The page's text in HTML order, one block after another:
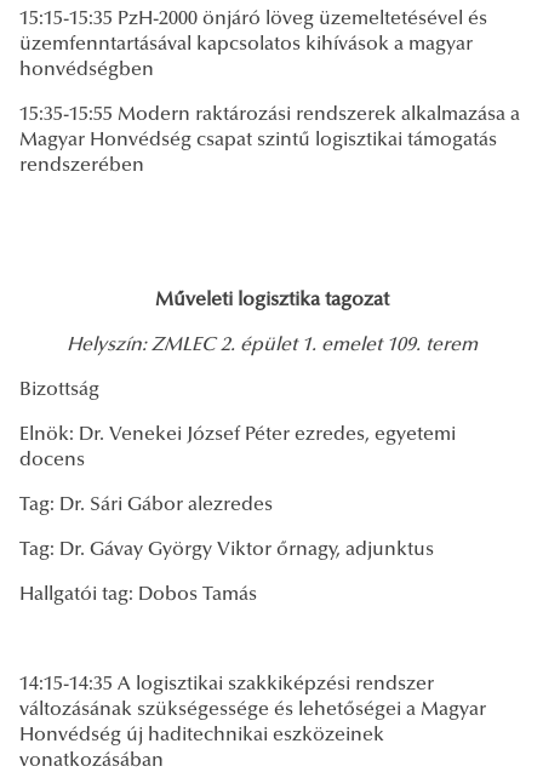
15:15-15:35 PzH-2000 önjáró löveg üzemeltetésével és
üzemfenntartásával kapcsolatos kihívások a magyar
honvédségben
15:35-15:55 Modern raktározási rendszerek alkalmazása a
Magyar Honvédség csapat szintű logisztikai támogatás
rendszerében
Műveleti logisztika tagozat
Helyszín: ZMLEC 2. épület 1. emelet 109. terem
Bizottság
Elnök: Dr. Venekei József Péter ezredes, egyetemi
docens
Tag: Dr. Sári Gábor alezredes
Tag: Dr. Gávay György Viktor őrnagy, adjunktus
Hallgatói tag: Dobos Tamás
14:15-14:35 A logisztikai szakkiképzési rendszer
változásának szükségessége és lehetőségei a Magyar
Honvédség új haditechnikai eszközeinek
vonatkozásában